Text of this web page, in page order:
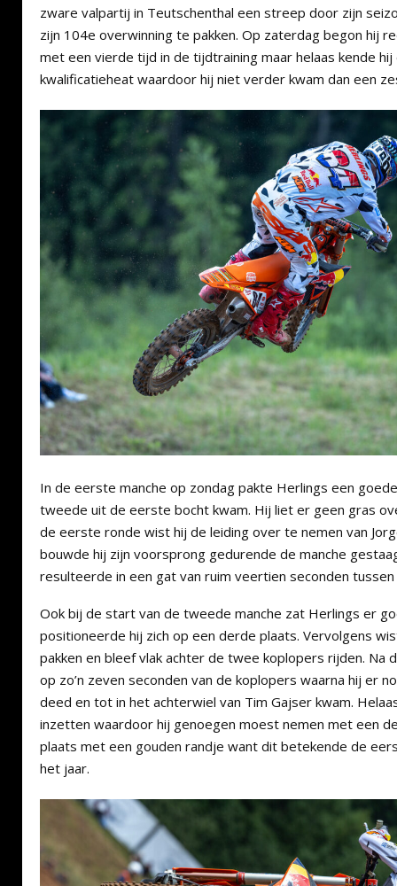
zware valpartij in Teutschenthal een streep door zijn
zijn 104e overwinning te pakken. Op zaterdag begon hij
met een vierde tijd in de tijdtraining maar helaas kende
kwalificatieheat waardoor hij niet verder kwam dan een
In de eerste manche op zondag pakte Herlings een
tweede uit de eerste bocht kwam. Hij liet er geen gras
de eerste ronde wist hij de leiding over te nemen van
bouwde hij zijn voorsprong gedurende de manche
resulteerde in een gat van ruim veertien seconden
Ook bij de start van de tweede manche zat Herlings er
positioneerde hij zich op een derde plaats. Vervolgens
pakken en bleef vlak achter de twee koplopers rijden. Na
op zo’n zeven seconden van de koplopers waarna hij er
deed en tot in het achterwiel van Tim Gajser kwam.
inzetten waardoor hij genoegen moest nemen met een
plaats met een gouden randje want dit betekende de
het jaar.